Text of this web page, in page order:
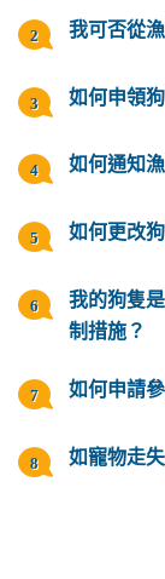
我可否從
如何申領
如何通知
如何更改
我的狗隻
制措施？
如何申請
如寵物走